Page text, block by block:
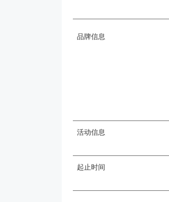
品牌信息
活动信息
起止时间